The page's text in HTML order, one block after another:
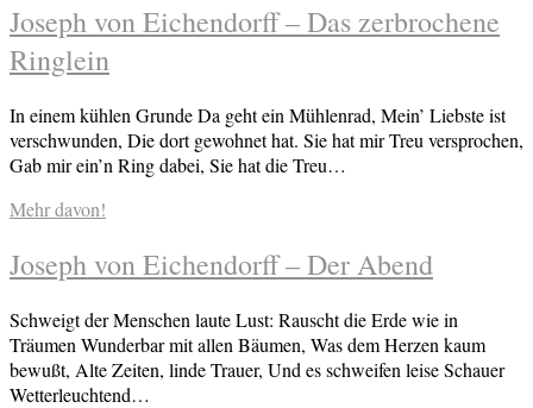
Joseph von Eichendorff – Das zerbrochene
Ringlein
In einem kühlen Grunde Da geht ein Mühlenrad, Mein’ Liebste ist
verschwunden, Die dort gewohnet hat. Sie hat mir Treu versprochen,
Gab mir ein’n Ring dabei, Sie hat die Treu…
Mehr davon!
Joseph von Eichendorff – Der Abend
Schweigt der Menschen laute Lust: Rauscht die Erde wie in
Träumen Wunderbar mit allen Bäumen, Was dem Herzen kaum
bewußt, Alte Zeiten, linde Trauer, Und es schweifen leise Schauer
Wetterleuchtend…